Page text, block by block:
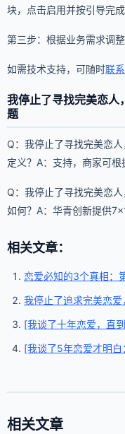
块，点击启用并按引导完成
第三步：根据业务需求调
如需技术支持，可随时联
我停止了寻找完美恋人
题
Q：我停止了寻找完美恋
定义？A：支持，商家可根
Q：我停止了寻找完美恋
如何？A：华青创新提供
相关文章：
恋爱必知的3个真相：
我停止了追求完美恋
[我谈了十年恋爱，直
[我谈了5年恋爱才明
相关文章